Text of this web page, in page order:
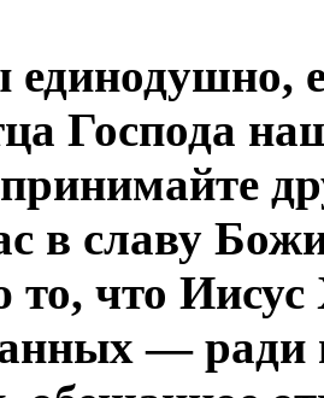
единодушно,
Господа
в славу
то, что Иисус
—